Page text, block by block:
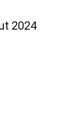
2024